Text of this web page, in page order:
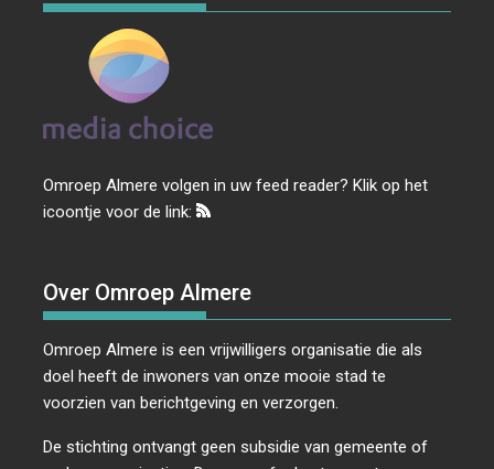
Omroep Almere volgen in uw feed reader? Klik op het
icoontje voor de link:
Over Omroep Almere
Omroep Almere is een vrijwilligers organisatie die als
doel heeft de inwoners van onze mooie stad te
voorzien van berichtgeving en verzorgen.
De stichting ontvangt geen subsidie van gemeente of